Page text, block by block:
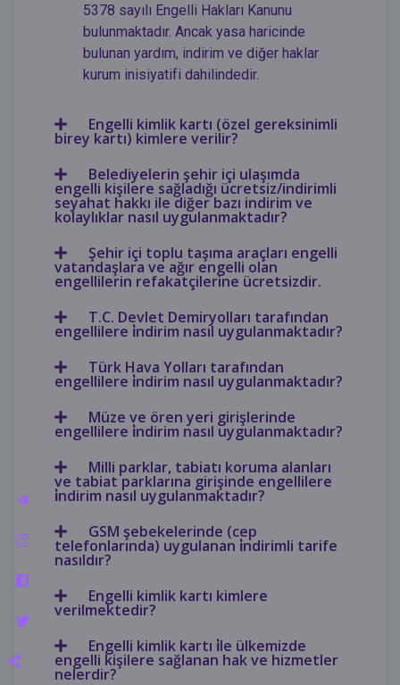
5378 sayılı Engelli Hakları Kanunu
bulunmaktadır. Ancak yasa haricinde
bulunan yardım, indirim ve diğer haklar
kurum inisiyatifi dahilindedir.
Engelli kimlik kartı (özel gereksinimli
birey kartı) kimlere verilir?
Belediyelerin şehir içi ulaşımda
engelli kişilere sağladığı ücretsiz/indirimli
seyahat hakkı ile diğer bazı indirim ve
kolaylıklar nasıl uygulanmaktadır?
Şehir içi toplu taşıma araçları engelli
vatandaşlara ve ağır engelli olan
engellilerin refakatçilerine ücretsizdir.
T.C. Devlet Demiryolları tarafından
engellilere i̇ndirim nasıl uygulanmaktadır?
Türk Hava Yolları tarafından
engellilere i̇ndirim nasıl uygulanmaktadır?
Müze ve ören yeri girişlerinde
engellilere i̇ndirim nasıl uygulanmaktadır?
Milli parklar, tabiatı koruma alanları
ve tabiat parklarına girişinde engellilere
i̇ndirim nasıl uygulanmaktadır?
GSM şebekelerinde (cep
telefonlarında) uygulanan i̇ndirimli tarife
nasıldır?
Engelli kimlik kartı kimlere
verilmektedir?
Engelli kimlik kartı i̇le ülkemizde
engelli kişilere sağlanan hak ve hizmetler
nelerdir?